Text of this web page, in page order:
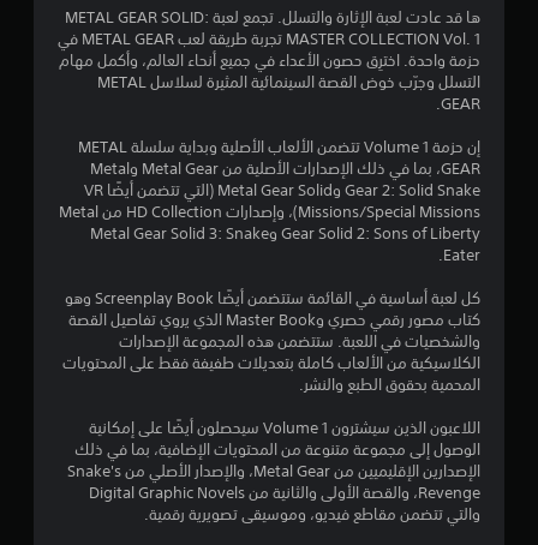
إ
ج
م
ا
ل
ي
2
3
م
ن
ها قد عادت لعبة الإثارة والتسلل. تجمع لعبة METAL GEAR SOLID:
MASTER COLLECTION Vol. 1 تجربة طريقة لعب METAL GEAR في
حزمة واحدة. اخترِق حصون الأعداء في جميع أنحاء العالم، وأكمل مهام
التسلل وجرّب خوض القصة السينمائية المثيرة لسلاسل METAL
GEAR.
إن حزمة Volume 1 تتضمن الألعاب الأصلية وبداية سلسلة METAL
GEAR، بما في ذلك الإصدارات الأصلية من Metal Gear وMetal
Gear 2: Solid Snake وMetal Gear Solid (التي تتضمن أيضًا VR
Missions/Special Missions)، وإصدارات HD Collection من Metal
Gear Solid 2: Sons of Liberty وMetal Gear Solid 3: Snake
Eater.
كل لعبة أساسية في القائمة ستتضمن أيضًا Screenplay Book وهو
كتاب مصور رقمي حصري وMaster Book الذي يروي تفاصيل القصة
والشخصيات في اللعبة. ستتضمن هذه المجموعة الإصدارات
الكلاسيكية من الألعاب كاملة بتعديلات طفيفة فقط على المحتويات
المحمية بحقوق الطبع والنشر.
اللاعبون الذين سيشترون Volume 1 سيحصلون أيضًا على إمكانية
الوصول إلى مجموعة متنوعة من المحتويات الإضافية، بما في ذلك
الإصدارين الإقليميين من Metal Gear، والإصدار الأصلي من Snake's
Revenge، والقصة الأولى والثانية من Digital Graphic Novels
والتي تتضمن مقاطع فيديو، وموسيقى تصويرية رقمية.